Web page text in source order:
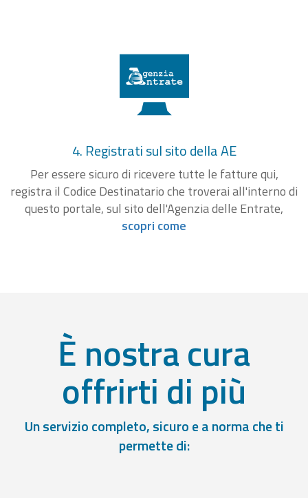
4. Registrati sul sito della AE
Per essere sicuro di ricevere tutte le fatture qui,
registra il Codice Destinatario che troverai all'interno di
questo portale, sul sito dell'Agenzia delle Entrate,
scopri come
È nostra cura
offrirti di più
Un servizio completo, sicuro e a norma che ti
permette di: